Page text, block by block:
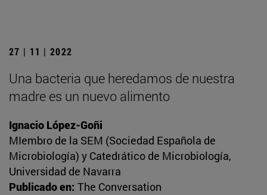
27 | 11 | 2022
Una bacteria que heredamos de nuestra
madre es un nuevo alimento
Ignacio López-Goñi
MIembro de la SEM (Sociedad Española de
Microbiología) y Catedrático de Microbiología,
Universidad de Navarra
Publicado en: The Conversation